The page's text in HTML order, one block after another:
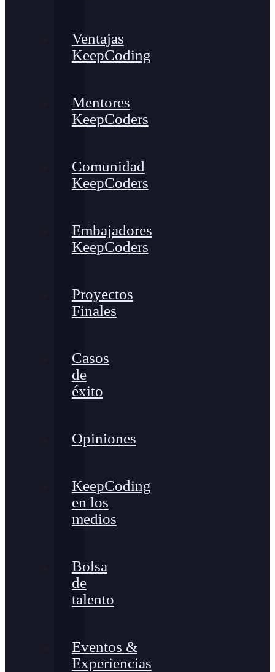
Ventajas
KeepCoding
Mentores
KeepCoders
Comunidad
KeepCoders
Embajadores
KeepCoders
Proyectos
Finales
Casos
de
éxito
Opiniones
KeepCoding
en los
medios
Bolsa
de
talento
Eventos &
Experiencias